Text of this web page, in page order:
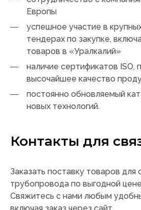
Европы
успешное участие в
тендерах по закупке,
товаров в «Уралкалий»
наличие сертификатов
высочайшее качество
постоянно обновляемый
новых технологий.
Контакты для
Заказать поставку товаров для
трубопровода по выгодной
Свяжитесь с нами любым